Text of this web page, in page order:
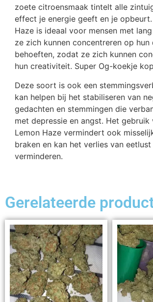
zoete citroensmaak tintelt alle
effect je energie geeft en je
Haze is ideaal voor mensen met
ze zich kunnen concentreren op hun
behoeften, zodat ze zich kunnen
hun creativiteit. Super Og-koekje
Deze soort is ook een
kan helpen bij het stabiliseren van
gedachten en stemmingen die
met depressie en angst. Het gebruik
Lemon Haze vermindert ook
braken en kan het verlies van eetlust
verminderen.
Gerelateerde